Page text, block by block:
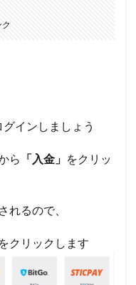
インしましょう
ら 「入金」 をクリッ
れるので、
をクリックします